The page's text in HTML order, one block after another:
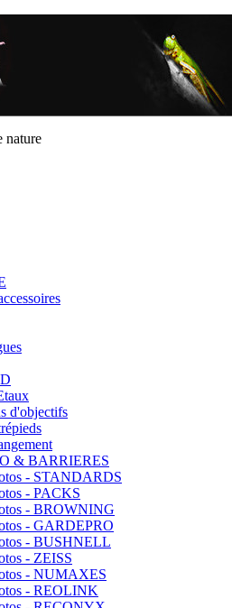
nature
d'objectifs
& BARRIERES
- STANDARDS
- PACKS
- BROWNING
- GARDEPRO
- BUSHNELL
- ZEISS
- NUMAXES
- REOLINK